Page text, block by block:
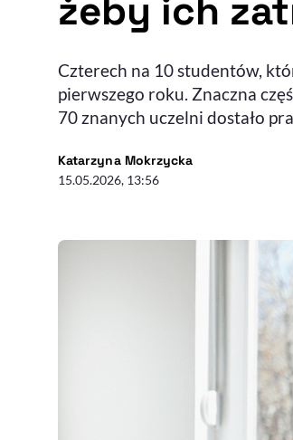
żeby ich
Czterech na 10 studentów,
pierwszego roku. Znaczna
70 znanych uczelni dostało
Katarzyna Mokrzycka- autor
15.05.2026, 13:56